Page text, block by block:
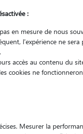
Pour quel animal
Trouver mon Pet Sitter
:
en mesure de nous
l'expérience ne
accès au contenu du
cookies ne
Mesurer la